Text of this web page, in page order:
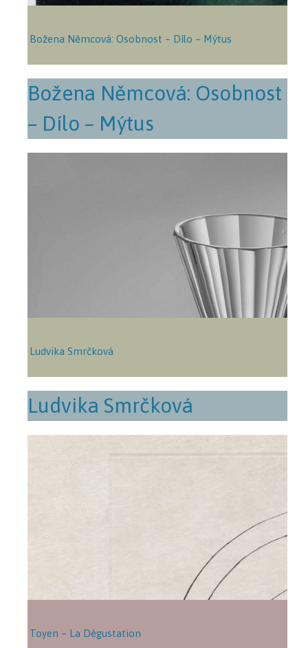
Božena Němcová: Osobnost – Dílo – Mýtus
Božena Němcová: Osobnost
– Dílo – Mýtus
Ludvika Smrčková
Ludvika Smrčková
Toyen – La Dégustation